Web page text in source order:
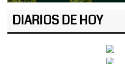
DIARIOS DE HOY